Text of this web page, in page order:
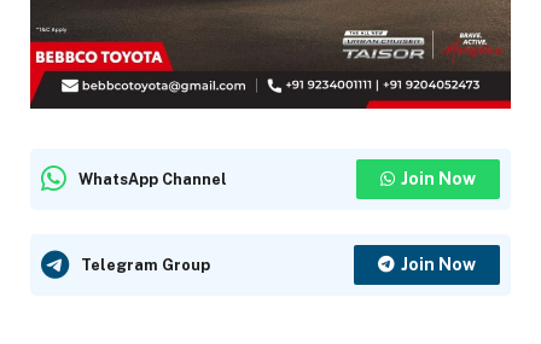
WhatsApp Channel Join Now
Telegram Group Join Now